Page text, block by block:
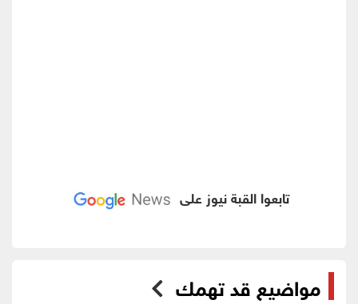
تابعوا القبة نيوز على
مواضيع قد تهمك